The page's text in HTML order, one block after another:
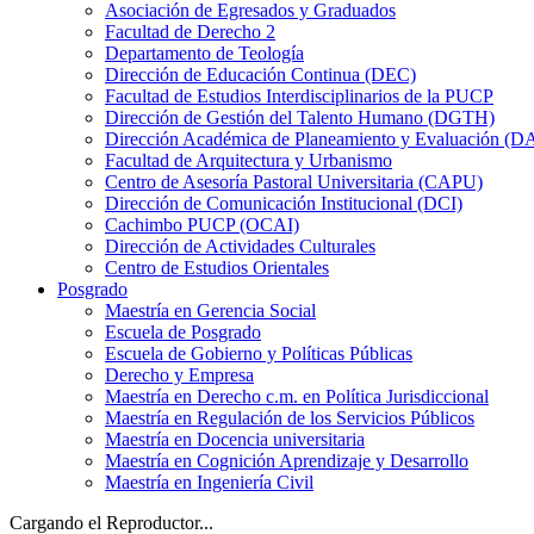
Asociación de Egresados y Graduados
Facultad de Derecho 2
Departamento de Teología
Dirección de Educación Continua (DEC)
Facultad de Estudios Interdisciplinarios de la PUCP
Dirección de Gestión del Talento Humano (DGTH)
Dirección Académica de Planeamiento y Evaluación
Facultad de Arquitectura y Urbanismo
Centro de Asesoría Pastoral Universitaria (CAPU)
Dirección de Comunicación Institucional (DCI)
Cachimbo PUCP (OCAI)
Dirección de Actividades Culturales
Centro de Estudios Orientales
Posgrado
Maestría en Gerencia Social
Escuela de Posgrado
Escuela de Gobierno y Políticas Públicas
Derecho y Empresa
Maestría en Derecho c.m. en Política Jurisdiccional
Maestría en Regulación de los Servicios Públicos
Maestría en Docencia universitaria
Maestría en Cognición Aprendizaje y Desarrollo
Maestría en Ingeniería Civil
Cargando el Reproductor...